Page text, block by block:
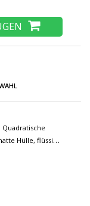
Quadratische
Hülle, flüssige